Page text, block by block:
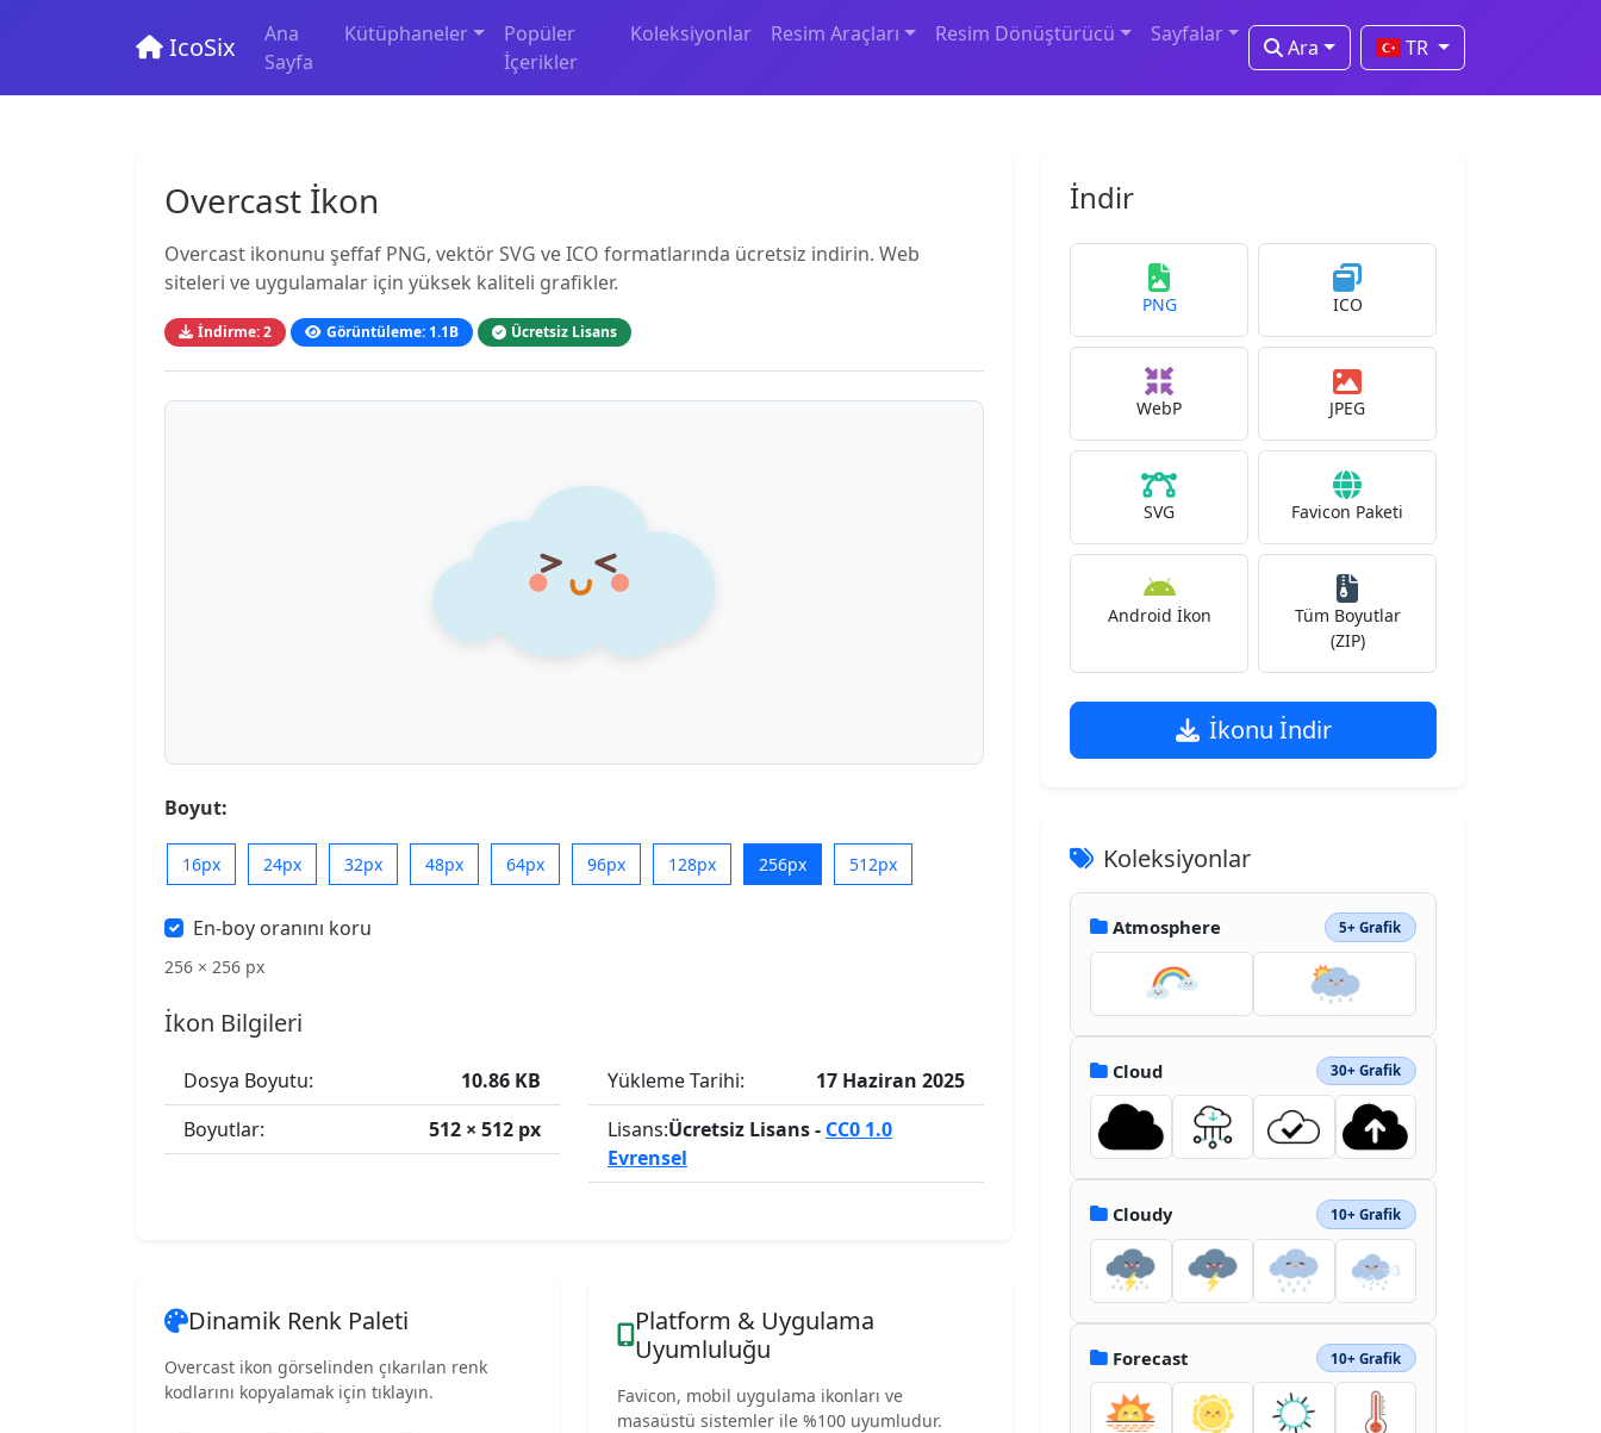
IcoSix
Ana
Sayfa
Kütüphaneler
Popüler
İçerikler
Koleksiyonlar Resim Araçları Resim Dönüştürücü Sayfalar
Ara TR
Overcast İkon
Overcast ikonunu şeffaf PNG, vektör SVG ve ICO formatlarında ücretsiz indirin. Web
siteleri ve uygulamalar için yüksek kaliteli grafikler.
İndirme: 2 Görüntüleme: 1.1B Ücretsiz Lisans
Boyut:
16px 24px 32px 48px 64px 96px 128px 256px 512px
En-boy oranını koru
256 × 256 px
İkon Bilgileri
Dosya Boyutu:
10.86 KB
Boyutlar:
512 × 512 px
Yükleme Tarihi:
17 Haziran 2025
Lisans:Ücretsiz Lisans - CC0 1.0
Evrensel
Dinamik Renk Paleti
Overcast ikon görselinden çıkarılan renk
kodlarını kopyalamak için tıklayın.
Platform & Uygulama
Uyumluluğu
Favicon, mobil uygulama ikonları ve
masaüstü sistemler ile %100 uyumludur.
İndir
PNG ICO
WebP JPEG
SVG Favicon Paketi
Android İkon
Tüm Boyutlar
(ZIP)
İkonu İndir
Koleksiyonlar
Atmosphere 5+ Grafik
Cloud 30+ Grafik
Cloudy 10+ Grafik
Forecast 10+ Grafik